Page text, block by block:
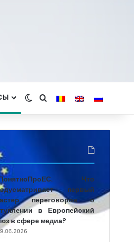
Switch skin
Search for
Что
первый
переговоров о
в Европейский
в сфере медиа?